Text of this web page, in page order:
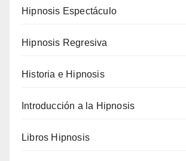
Hipnosis Espectáculo
Hipnosis Regresiva
Historia e Hipnosis
Introducción a la Hipnosis
Libros Hipnosis